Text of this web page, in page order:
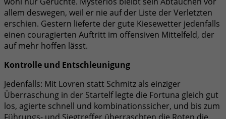
allem deswegen, weil er nie auf der Liste der Verletzten
erschien. Gestern lieferte der gute Kiesewetter jedenfalls
einen couragierten Auftritt im offensiven Mittelfeld, der
auf mehr hoffen lässt.
Kontrolle und Entschleunigung
Jedenfalls: Mit Lovren statt Schmitz als einziger
Überraschung in der Startelf legte die Fortuna gleich gut
los, agierte schnell und kombinationssicher, und bis zum